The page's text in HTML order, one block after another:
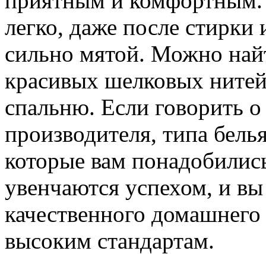
легко, даже после стирки
сильно мятой. Можно
красивых шелковых
спальню. Если говорить о
производителя, типа
которые вам
увенчаются успехом, и
качественного
высоким стандартам.